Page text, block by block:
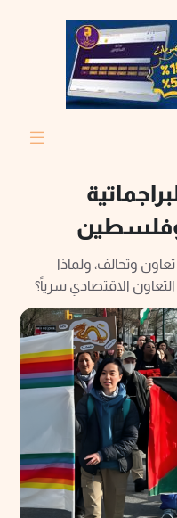
وتحالف، ولماذا
الاقتصادي سرياً؟